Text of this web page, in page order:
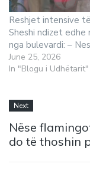
Reshjet intensive
Sheshi ndizet
nga bulevardi: –
June 25, 2026
In "Blogu i Udhëtarit"
Next
Nëse
do të thoshin